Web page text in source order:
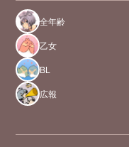
全年齢
乙女
BL
広報